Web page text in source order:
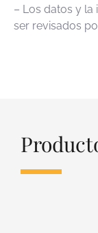
– Los datos y
ser revisados